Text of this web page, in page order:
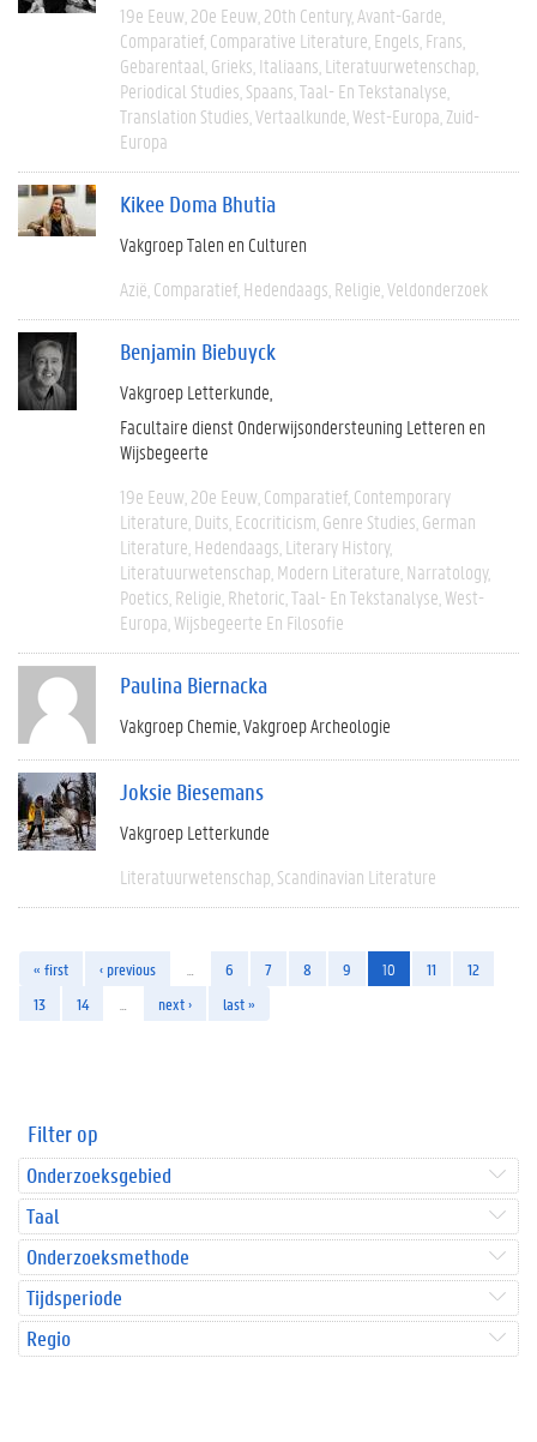
19e Eeuw 20e Eeuw 20th Century Avant-Garde
Comparatief Comparative Literature Engels Frans
Gebarentaal Grieks Italiaans Literatuurwetenschap
Periodical Studies Spaans Taal- En Tekstanalyse
Translation Studies Vertaalkunde West-Europa Zuid-
Europa
Kikee Doma Bhutia
Vakgroep Talen en Culturen
Azië Comparatief Hedendaags Religie Veldonderzoek
Benjamin Biebuyck
Vakgroep Letterkunde
Facultaire dienst Onderwijsondersteuning Letteren en
Wijsbegeerte
19e Eeuw 20e Eeuw Comparatief Contemporary
Literature Duits Ecocriticism Genre Studies German
Literature Hedendaags Literary History
Literatuurwetenschap Modern Literature Narratology
Poetics Religie Rhetoric Taal- En Tekstanalyse West-
Europa Wijsbegeerte En Filosofie
Paulina Biernacka
Vakgroep Chemie Vakgroep Archeologie
Joksie Biesemans
Vakgroep Letterkunde
Literatuurwetenschap Scandinavian Literature
« first ‹ previous 6 7 8 9 10 11
12
13
14 next › last »
Filter op
Onderzoeksgebied
Taal
Onderzoeksmethode
Tijdsperiode
Regio